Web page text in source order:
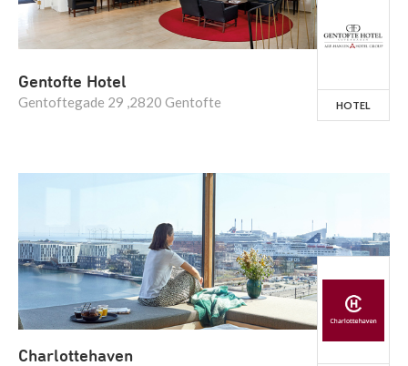
Gentofte Hotel
Gentoftegade 29 ,2820 Gentofte HOTEL
Charlottehaven